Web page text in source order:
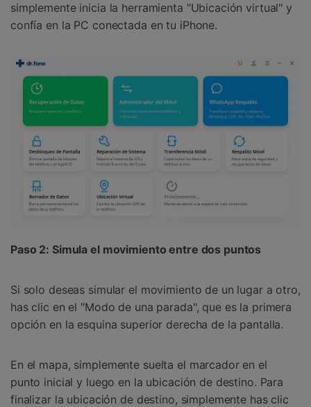
simplemente inicia la herramienta "Ubicación virtual" y
confía en la PC conectada en tu iPhone.
Paso 2: Simula el movimiento entre dos puntos
Si solo deseas simular el movimiento de un lugar a otro,
has clic en el "Modo de una parada", que es la primera
opción en la esquina superior derecha de la pantalla.
En el mapa, simplemente suelta el marcador en el
punto inicial y luego en la ubicación de destino. Para
finalizar la ubicación de destino, simplemente has clic